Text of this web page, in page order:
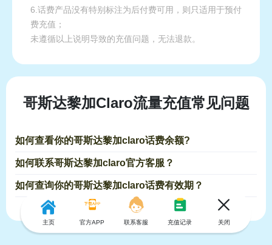
6.话费产品没有特别标注为后付费可用，则只适用于预付
费充值；
未遵循以上说明导致的充值问题，无法退款。
哥斯达黎加Claro流量充值常见问题
如何查看你的哥斯达黎加claro话费余额?
如何联系哥斯达黎加claro官方客服？
如何查询你的哥斯达黎加claro话费有效期？
主页 官方APP 联系客服 充值记录 关闭